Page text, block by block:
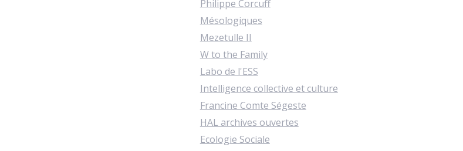
Philippe Corcuff
Mésologiques
Mezetulle II
W to the Family
Labo de l'ESS
Intelligence collective et culture
Francine Comte Ségeste
HAL archives ouvertes
Ecologie Sociale